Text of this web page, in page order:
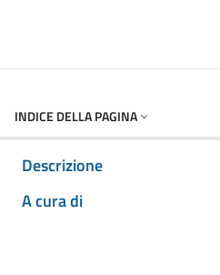
INDICE DELLA PAGINA
Descrizione
A cura di